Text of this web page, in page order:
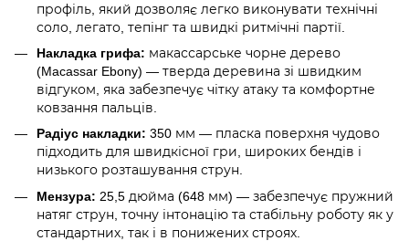
профіль, який дозволяє легко виконувати технічні
соло, легато, тепінг та швидкі ритмічні партії.
Накладка грифа: макассарське чорне дерево
(Macassar Ebony) — тверда деревина зі швидким
відгуком, яка забезпечує чітку атаку та комфортне
ковзання пальців.
Радіус накладки: 350 мм — пласка поверхня чудово
підходить для швидкісної гри, широких бендів і
низького розташування струн.
Мензура: 25,5 дюйма (648 мм) — забезпечує пружний
натяг струн, точну інтонацію та стабільну роботу як у
стандартних, так і в понижених строях.